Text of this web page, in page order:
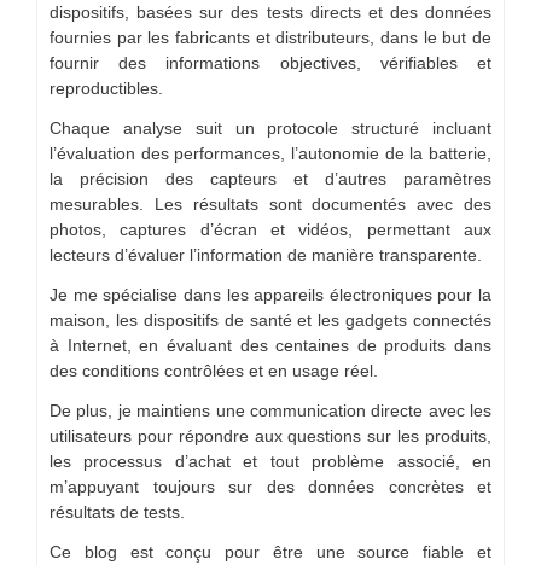
dispositifs, basées sur des tests directs et des données
fournies par les fabricants et distributeurs, dans le but de
fournir des informations objectives, vérifiables et
reproductibles.
Chaque analyse suit un protocole structuré incluant
l’évaluation des performances, l’autonomie de la batterie,
la précision des capteurs et d’autres paramètres
mesurables. Les résultats sont documentés avec des
photos, captures d’écran et vidéos, permettant aux
lecteurs d’évaluer l’information de manière transparente.
Je me spécialise dans les appareils électroniques pour la
maison, les dispositifs de santé et les gadgets connectés
à Internet, en évaluant des centaines de produits dans
des conditions contrôlées et en usage réel.
De plus, je maintiens une communication directe avec les
utilisateurs pour répondre aux questions sur les produits,
les processus d’achat et tout problème associé, en
m’appuyant toujours sur des données concrètes et
résultats de tests.
Ce blog est conçu pour être une source fiable et